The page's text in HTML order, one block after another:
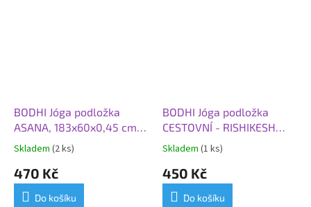
BODHI Jóga podložka
ASANA, 183x60x0,45 cm,
šedá tmavá
Skladem (2 ks)
470 Kč
Do košíku
BODHI Jóga podložka
CESTOVNÍ - RISHIKESH
TRAVEL 60, 183x60x0,2
cm, červená
Skladem (1 ks)
450 Kč
Do košíku